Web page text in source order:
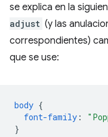
se explica en la
adjust (y las
correspondientes)
que se use:
body {
font-family :
}